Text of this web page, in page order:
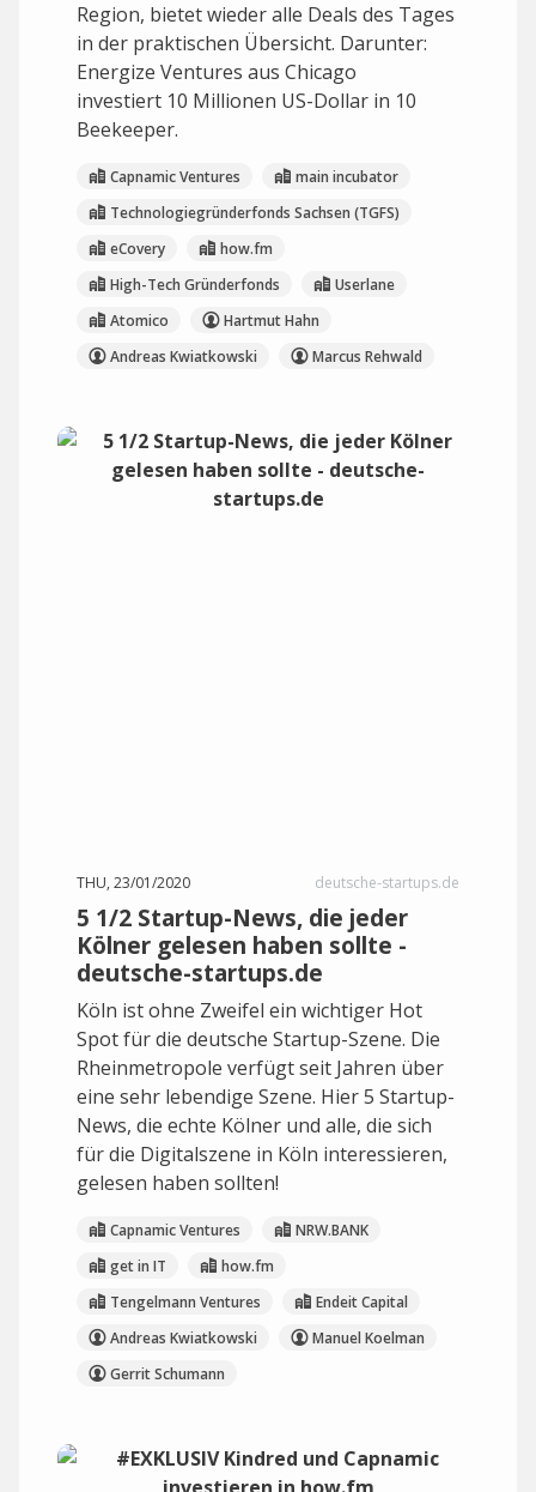
Region, bietet wieder alle Deals des Tages
in der praktischen Übersicht. Darunter:
Energize Ventures aus Chicago
investiert 10 Millionen US-Dollar in 10
Beekeeper.
Capnamic Ventures
main incubator
Technologiegründerfonds Sachsen (TGFS)
eCovery
how.fm
High-Tech Gründerfonds
Userlane
Atomico
Hartmut Hahn
Andreas Kwiatkowski
Marcus Rehwald
THU, 23/01/2020 deutsche-startups.de
5 1/2 Startup-News, die jeder
Kölner gelesen haben sollte -
deutsche-startups.de
Köln ist ohne Zweifel ein wichtiger Hot
Spot für die deutsche Startup-Szene. Die
Rheinmetropole verfügt seit Jahren über
eine sehr lebendige Szene. Hier 5 Startup-
News, die echte Kölner und alle, die sich
für die Digitalszene in Köln interessieren,
gelesen haben sollten!
Capnamic Ventures
NRW.BANK
get in IT
how.fm
Tengelmann Ventures
Endeit Capital
Andreas Kwiatkowski
Manuel Koelman
Gerrit Schumann